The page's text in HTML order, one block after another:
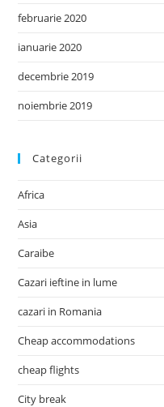
februarie 2020
ianuarie 2020
decembrie 2019
noiembrie 2019
Categorii
Africa
Asia
Caraibe
Cazari ieftine in lume
cazari in Romania
Cheap accommodations
cheap flights
City break